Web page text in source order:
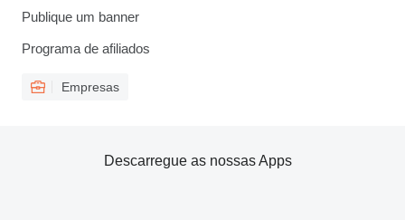
Publique um banner
Programa de afiliados
Empresas
Descarregue as nossas Apps